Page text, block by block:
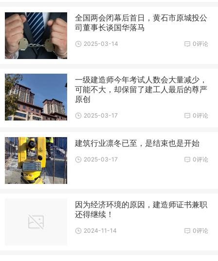
全国两会闭幕后首日，黄石市原城投公
司董事长谈国华落马
0评论
2025-03-14
一级建造师今年考试人数会大量减少，
可能不大，却保留了建工人最后的尊严
原创
0评论
2025-03-17
建筑行业凛冬已至，是结束也是开始
0评论
2025-03-17
因为经济环境的原因，建造师证书兼职
还得继续！
0评论
2024-11-14